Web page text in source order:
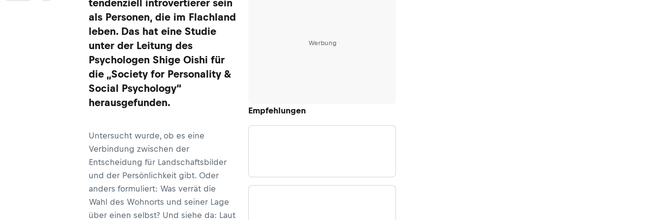
Werbung
Empfehlungen
tendenziell introvertierer sein
als Personen, die im Flachland
leben. Das hat eine Studie
unter der Leitung des
Psychologen Shige Oishi für
die „Society for Personality &
Social Psychology“
herausgefunden.
Untersucht wurde, ob es eine
Verbindung zwischen der
Entscheidung für Landschaftsbilder
und der Persönlichkeit gibt. Oder
anders formuliert: Was verrät die
Wahl des Wohnorts und seiner Lage
über einen selbst? Und siehe da: Laut